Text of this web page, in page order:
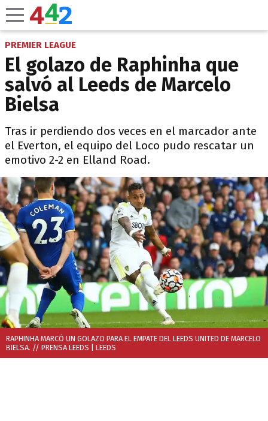
PREMIER LEAGUE
El golazo de Raphinha que
salvó al Leeds de Marcelo
Bielsa
Tras ir perdiendo dos veces en el marcador ante
el Everton, el equipo del Loco pudo rescatar un
emotivo 2-2 en Elland Road.
RAPHINHA MARCÓ UN GOLAZO PARA EL EMPATE DEL LEEDS UNITED DE MARCELO
BIELSA. // PRENSA LEEDS | LEEDS